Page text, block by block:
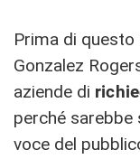
Prima di questo
Gonzalez
aziende di
perché
voce del